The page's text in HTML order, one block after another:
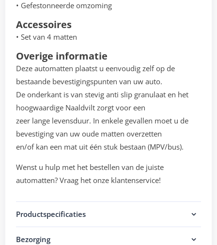
• Gefestonneerde omzoming
Accessoires
• Set van 4 matten
Overige informatie
Deze automatten plaatst u eenvoudig zelf op de
bestaande bevestigingspunten van uw auto.
De onderkant is van stevig anti slip granulaat en het
hoogwaardige Naaldvilt zorgt voor een
zeer lange levensduur. In enkele gevallen moet u de
bevestiging van uw oude matten overzetten
en/of kan een mat uit één stuk bestaan (MPV/bus).
Wenst u hulp met het bestellen van de juiste
automatten? Vraag het onze klantenservice!
Productspecificaties
Bezorging